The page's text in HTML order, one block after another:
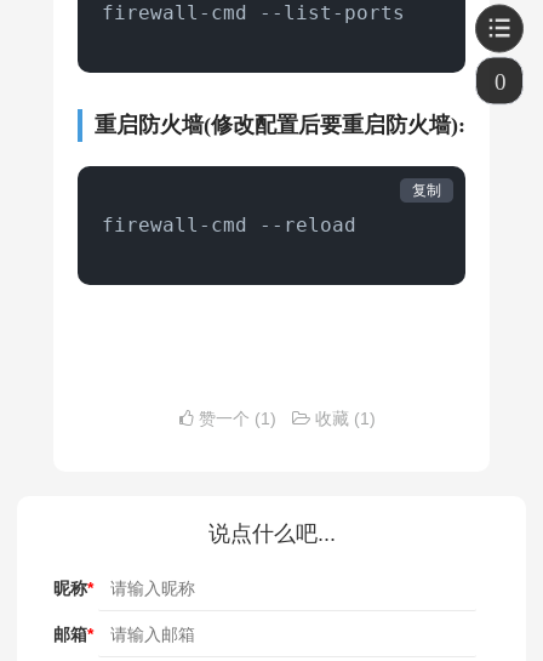
firewall-cmd --list-ports
重启防火墙(修改配置后要重启防火墙):
firewall-cmd --reload
复制
赞一个 (1) 收藏 (1)
说点什么吧...
昵称*
邮箱*
0